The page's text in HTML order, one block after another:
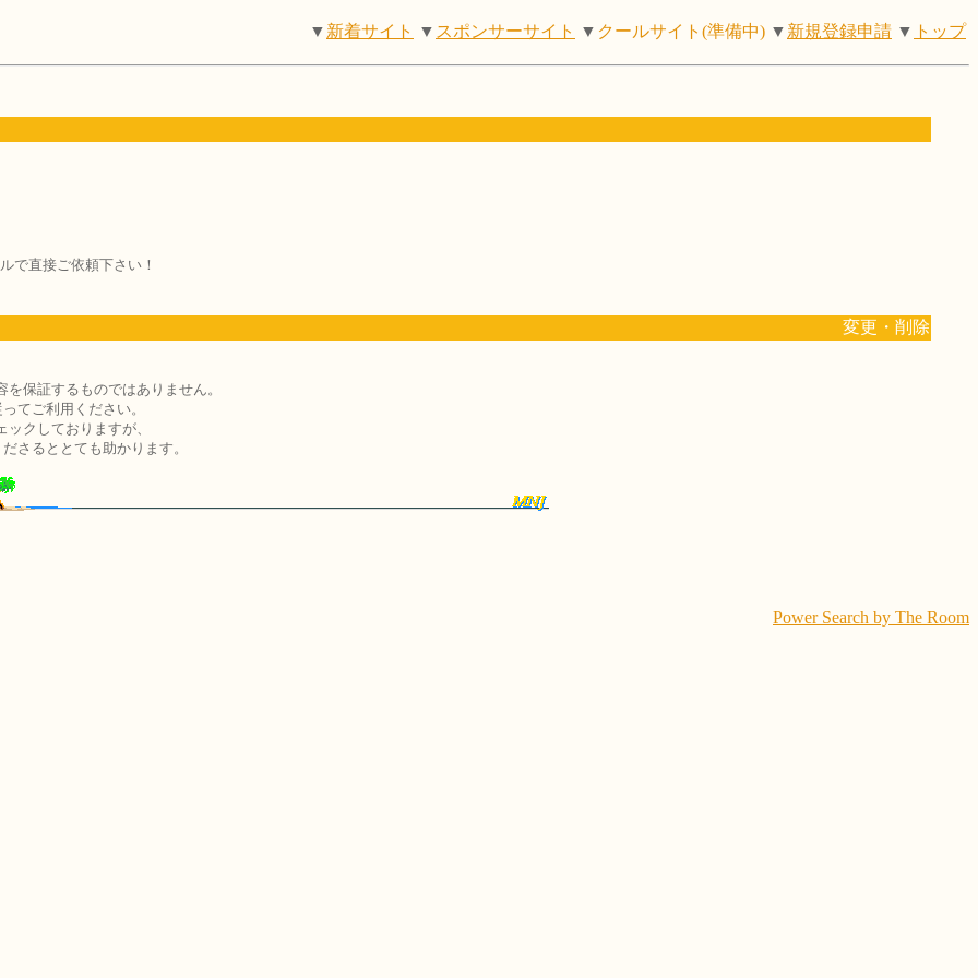
▼ 新着サイト ▼ スポンサーサイト ▼ クールサイト(準備中) ▼ 新規登録申請 ▼ トップ
で直接ご依頼下さい！
変更・削除
保証するものではありません。
てご利用ください。
クしておりますが、
さるととても助かります。
Power Search by The Room